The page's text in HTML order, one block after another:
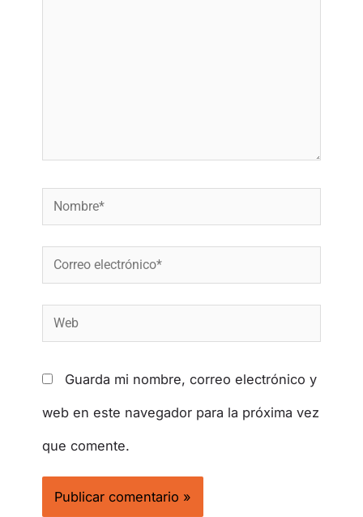
Guarda mi nombre, correo electrónico y
web en este navegador para la próxima vez
que comente.